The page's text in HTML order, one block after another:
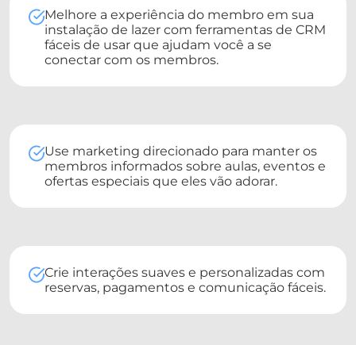
Melhore a experiência do membro em sua
instalação de lazer com ferramentas de CRM
fáceis de usar que ajudam você a se
conectar com os membros.
Use marketing direcionado para manter os
membros informados sobre aulas, eventos e
ofertas especiais que eles vão adorar.
Crie interações suaves e personalizadas com
reservas, pagamentos e comunicação fáceis.